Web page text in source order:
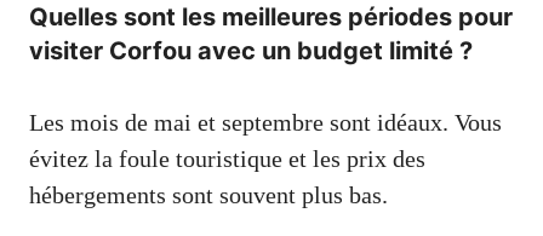
Quelles sont les meilleures périodes pour
visiter Corfou avec un budget limité ?
Les mois de mai et septembre sont idéaux. Vous
évitez la foule touristique et les prix des
hébergements sont souvent plus bas.